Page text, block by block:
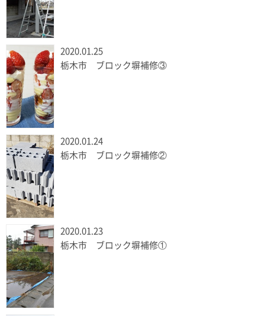
2020.01.25
栃木市 ブロック塀補修③
2020.01.24
栃木市 ブロック塀補修②
2020.01.23
栃木市 ブロック塀補修①